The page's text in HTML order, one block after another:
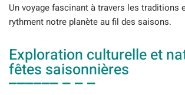
Un voyage fascinant à travers les traditions
rythment notre planète au fil des saisons.
Exploration culturelle et
fêtes saisonnières